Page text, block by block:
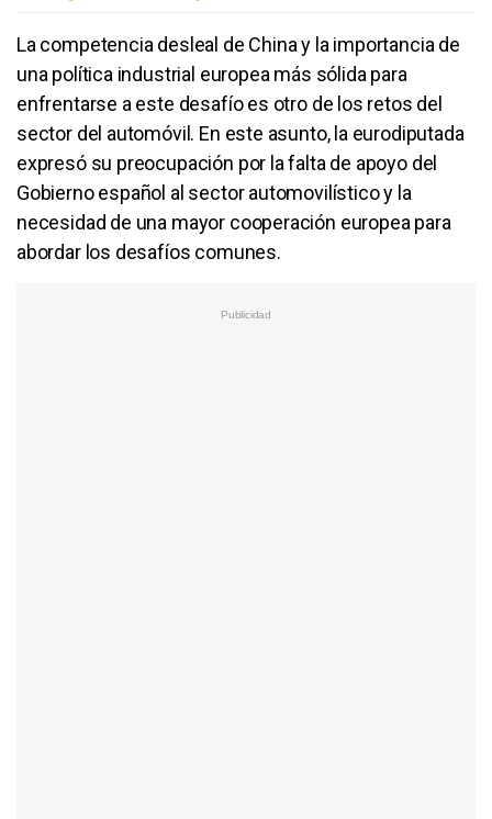
La competencia desleal de China y la importancia de
una política industrial europea más sólida para
enfrentarse a este desafío es otro de los retos del
sector del automóvil. En este asunto, la eurodiputada
expresó su preocupación por la falta de apoyo del
Gobierno español al sector automovilístico y la
necesidad de una mayor cooperación europea para
abordar los desafíos comunes.